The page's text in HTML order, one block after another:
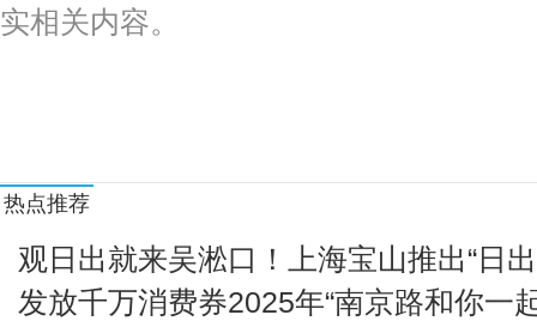
第一届贵阳大数据科创城创新创意应用大赛暨
强
瑞新康达RESCOND与沃尔沃AED道路使者联盟
再创新高，国内游戏实销收入破3200亿元
实相关内容。
热点推荐
观日出就来吴淞口！上海宝山推出“日
发放千万消费券2025年“南京路和你一